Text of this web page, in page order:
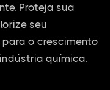
Proteja sua
seu
o crescimento
química.